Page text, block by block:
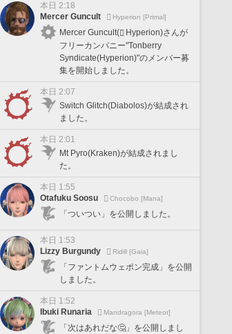
本日 2:18
Mercer Guncult
Hyperion [Primal]
Mercer Guncult(
Hyperion)さんが
フリーカンパニー"Tonberry
Syndicate(Hyperion)"のメンバー募
集を開始しました。
本日 2:07
Switch Glitch(Diabolos)が結成され
ました。
本日 2:01
Mt Pyro(Kraken)が結成されまし
た。
本日 1:55
Otafuku Soosu
Chocobo [Mana]
「ついつい」を公開しました。
本日 1:53
Lizzy Burgundy
Ridill [Gaia]
「ファントムウェポン完成」を公開
しました。
本日 1:52
Ibuki Runaria
Mandragora [Meteor]
「次はあれだな🤔」を公開しまし